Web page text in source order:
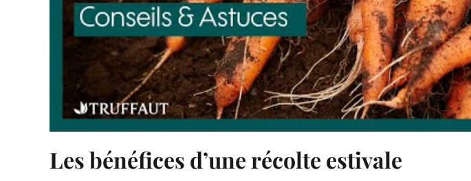
Les bénéfices d’une récolte estivale